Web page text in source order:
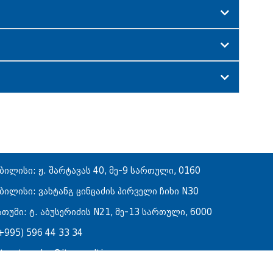
ჟ. შარტავას 40, მე-9 სართული, 0160
ვახტანგ ცინცაძის პირველი ჩიხი N30
ტ. აბუსერიძის N21, მე-13 სართული, 6000
596 44 33 34
geo.com